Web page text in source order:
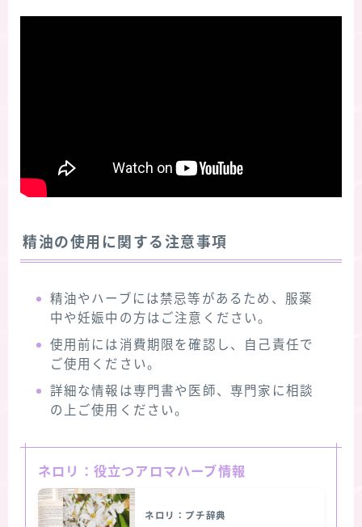
精油の使用に関する注意事項
精油やハーブには禁忌等があるため、服薬
中や妊娠中の方はご注意ください。
使用前には消費期限を確認し、自己責任で
ご使用ください。
詳細な情報は専門書や医師、専門家に相談
の上ご使用ください。
ネロリ：役立つアロマハーブ情報
ネロリ：プチ辞典